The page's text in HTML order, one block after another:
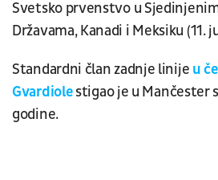
Svetsko prvenstvo u
Državama, Kanadi i Meksiku (11.
Standardni član zadnje linije u
Gvardiolestigao je u Mančester
godine.